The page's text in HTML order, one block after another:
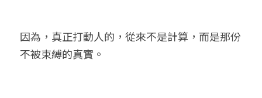
因為，真正打動人的，從來不是計算，而是那份
不被束縛的真實。